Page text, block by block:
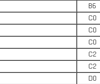
B6
C0
C0
C0
C2
C2
D0